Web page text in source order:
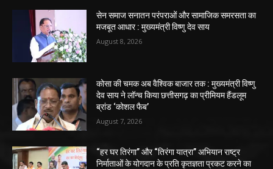
सेन समाज सनातन परंपराओं और सामाजिक समरसता का
मजबूत आधार : मुख्यमंत्री विष्णु देव साय
August 8, 2026
कोसा की चमक अब वैश्विक बाजार तक : मुख्यमंत्री विष्णु
देव साय ने लॉन्च किया छत्तीसगढ़ का प्रीमियम हैंडलूम
ब्रांड ‘कोशल फैब’
August 7, 2026
“हर घर तिरंगा” और “तिरंगा यात्रा” अभियान राष्ट्र
निर्माताओं के योगदान के प्रति कृतज्ञता प्रकट करने का